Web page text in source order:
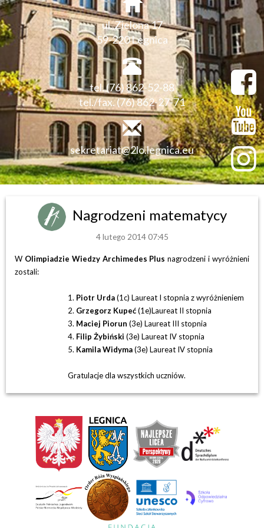
ul. Zielona 17
59-220 Legnica
tel. (76) 862-52-88
tel./fax. (76) 862-27-71
sekretariat@2lo.legnica.eu
Nagrodzeni matematycy
4 lutego 2014 07:45
W Olimpiadzie Wiedzy Archimedes Plus nagrodzeni i wyróżnieni
zostali:
1. Piotr Urda(1c) Laureat I stopnia z wyróżnieniem
2. Grzegorz Kupeć(1e)Laureat II stopnia
3. Maciej Piorun (3e) Laureat III stopnia
4. Filip Żybiński (3e) Laureat IV stopnia
5. Kamila Widyma(3e) Laureat IV stopnia
Gratulacje dla wszystkich uczniów.